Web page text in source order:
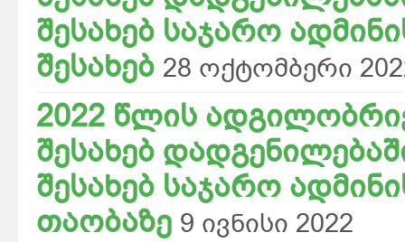
შესახებ საჯარო
შესახებ 28 ოქტომბერი
2022 წლის
შესახებ
შესახებ საჯარო
თაობაზე 9 ივნისი 2022